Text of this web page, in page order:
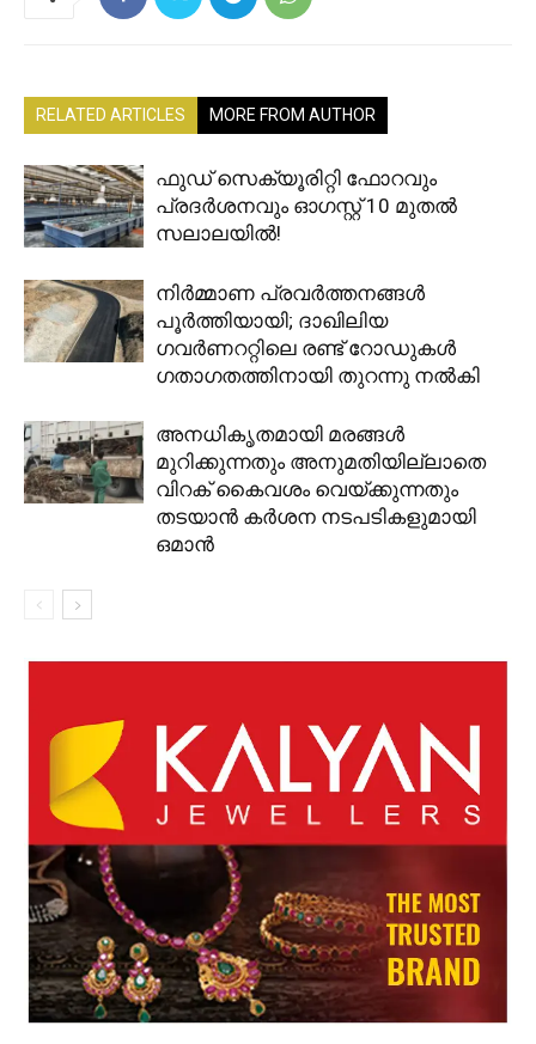
RELATED ARTICLES MORE FROM AUTHOR
ഫുഡ് സെക്യൂരിറ്റി ഫോറവും
പ്രദർശനവും ഓഗസ്റ്റ് 10 മുതൽ
സലാലയിൽ!
നിർമ്മാണ പ്രവർത്തനങ്ങൾ
പൂർത്തിയായി; ദാഖിലിയ
ഗവർണററ്റിലെ രണ്ട് റോഡുകൾ
ഗതാഗതത്തിനായി തുറന്നു നൽകി
അനധികൃതമായി മരങ്ങൾ
മുറിക്കുന്നതും അനുമതിയില്ലാതെ
വിറക് കൈവശം വെയ്ക്കുന്നതും
തടയാൻ കർശന നടപടികളുമായി
ഒമാൻ